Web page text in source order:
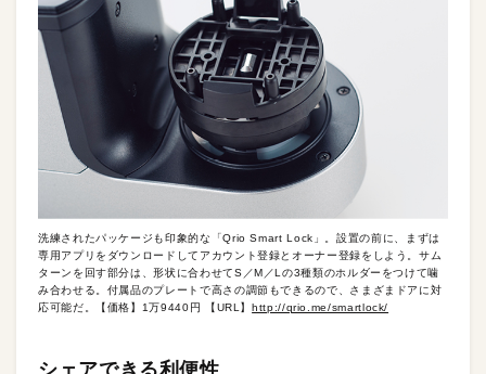
洗練されたパッケージも印象的な「Qrio Smart Lock」。設置の前に、まずは
専用アプリをダウンロードしてアカウント登録とオーナー登録をしよう。サム
ターンを回す部分は、形状に合わせてS／M／Lの3種類のホルダーをつけて噛
み合わせる。付属品のプレートで高さの調節もできるので、さまざまドアに対
応可能だ。【価格】1万9440円 【URL】 http://qrio.me/smartlock/